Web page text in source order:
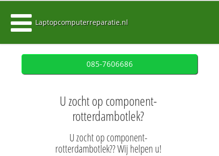
Laptopcomputerreparatie.nl
085-7606686
U zocht op component-
rotterdambotlek?
U zocht op component-
rotterdambotlek?? Wij helpen u!